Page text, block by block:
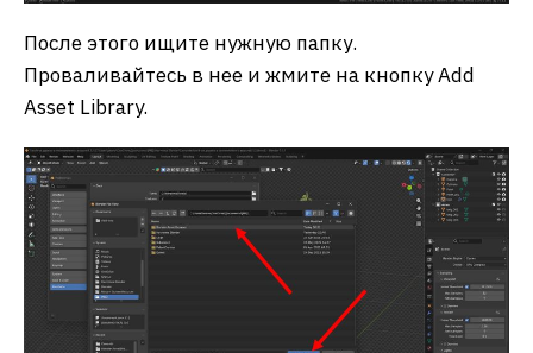
После этого ищите нужную папку.
Проваливайтесь в нее и жмите на кнопку Add
Asset Library.